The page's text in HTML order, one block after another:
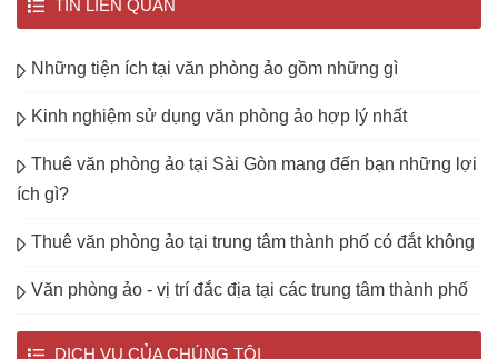
TIN LIÊN QUAN
Những tiện ích tại văn phòng ảo gồm những gì
Kinh nghiệm sử dụng văn phòng ảo hợp lý nhất
Thuê văn phòng ảo tại Sài Gòn mang đến bạn những lợi
ích gì?
Thuê văn phòng ảo tại trung tâm thành phố có đắt không
Văn phòng ảo - vị trí đắc địa tại các trung tâm thành phố
DỊCH VỤ CỦA CHÚNG TÔI